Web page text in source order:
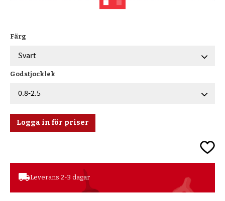
Färg
Godstjocklek
Logga in för priser
Lägg
local_shippingLeverans 2-3 dagar